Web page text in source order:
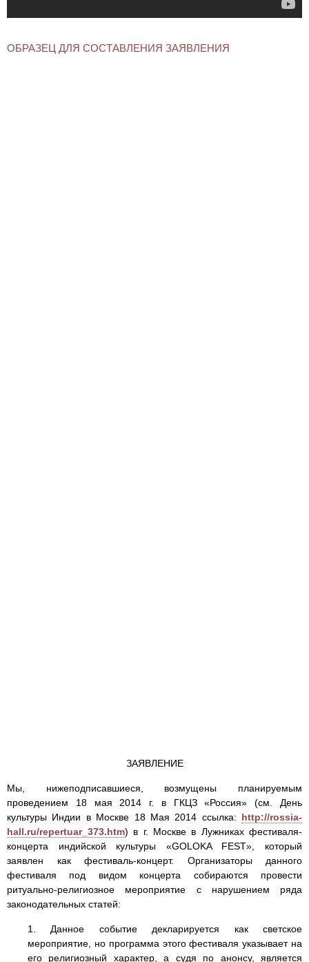
ОБРАЗЕЦ ДЛЯ СОСТАВЛЕНИЯ ЗАЯВЛЕНИЯ
ЗАЯВЛЕНИЕ
Мы, нижеподписавшиеся, возмущены планируемым
проведением 18 мая 2014 г. в ГКЦЗ «Россия» (см. День
культуры Индии в Москве 18 Мая 2014 ссылка: http://rossia-
hall.ru/repertuar_373.htm) в г. Москве в Лужниках фестиваля-
концерта индийской культуры «GOLOKA FEST», который
заявлен как фестиваль-концерт. Организаторы данного
фестиваля под видом концерта собираются провести
ритуально-религиозное мероприятие с нарушением ряда
законодательных статей:
1. Данное событие декларируется как светское
мероприятие, но программа этого фестиваля указывает на
его религиозный характер, а судя по анонсу, является